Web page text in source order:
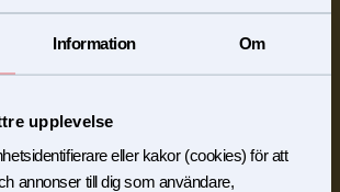
Information Om
upplevelse
eller kakor (cookies) för att
annonser till dig som användare,